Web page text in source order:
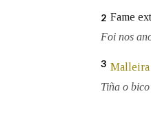
OUTRAS
2 Fame
Foi nos
3 Malleira
Tiña o